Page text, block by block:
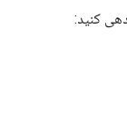
کنید: